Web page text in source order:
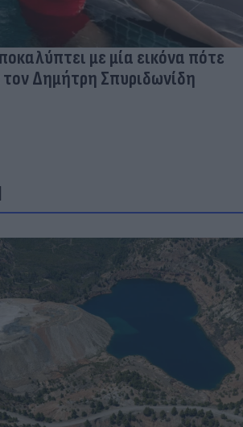
με μία εικόνα πότε
τον Δημήτρη Σπυριδωνίδη